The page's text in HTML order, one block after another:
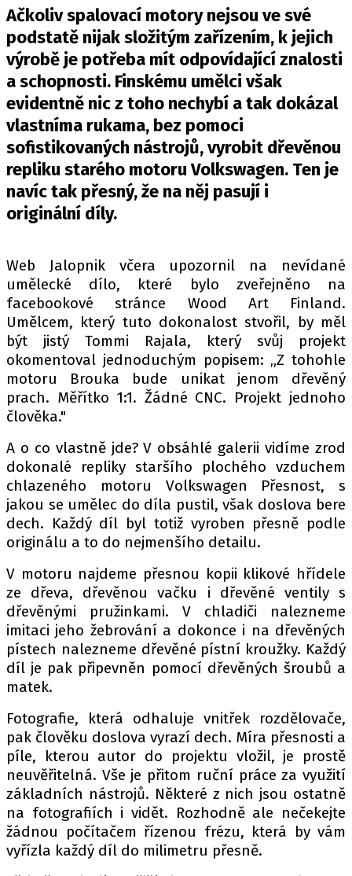
TISKOVKY
ROZHOVORY
DAKAR
Z DOMOVA
ZE SVĚTA
MOTORSPORT
PIT LANE
ČEŠI V AKCI
SLEDUJTE NÁS NA|
Máte příběh, fotku nebo video?
Pošlete e-mail na autoroad.cz
KONTAKT
VYDAVATEL
INZERCE
OSOBNÍ ÚDAJE / COOKIES
Provozovatelem serveru autoroad.cz je
INCORP MEDIA GROUP s.r.o., IČ: 118 23 054
Ačkoliv spalovací motory nejsou ve své
podstatě nijak složitým zařízením, k jejich
výrobě je potřeba mít odpovídající znalosti
a schopnosti. Finskému umělci však
evidentně nic z toho nechybí a tak dokázal
vlastníma rukama, bez pomoci
sofistikovaných nástrojů, vyrobit dřevěnou
repliku starého motoru Volkswagen. Ten je
navíc tak přesný, že na něj pasují i
originální díly.
Web Jalopnik včera upozornil na nevídané
umělecké dílo, které bylo zveřejněno na
facebookové stránce Wood Art Finland.
Umělcem, který tuto dokonalost stvořil, by měl
být jistý Tommi Rajala, který svůj projekt
okomentoval jednoduchým popisem: „Z tohohle
motoru Brouka bude unikat jenom dřevěný
prach. Měřítko 1:1. Žádné CNC. Projekt jednoho
člověka."
A o co vlastně jde? V obsáhlé galerii vidíme zrod
dokonalé repliky staršího plochého vzduchem
chlazeného motoru Volkswagen Přesnost, s
jakou se umělec do díla pustil, však doslova bere
dech. Každý díl byl totiž vyroben přesně podle
originálu a to do nejmenšího detailu.
V motoru najdeme přesnou kopii klikové hřídele
ze dřeva, dřevěnou vačku i dřevěné ventily s
dřevěnými pružinkami. V chladiči nalezneme
imitaci jeho žebrování a dokonce i na dřevěných
pístech nalezneme dřevěné pístní kroužky. Každý
díl je pak připevněn pomocí dřevěných šroubů a
matek.
Fotografie, která odhaluje vnitřek rozdělovače,
pak člověku doslova vyrazí dech. Míra přesnosti a
píle, kterou autor do projektu vložil, je prostě
neuvěřitelná. Vše je přitom ruční práce za využití
základních nástrojů. Některé z nich jsou ostatně
na fotografiích i vidět. Rozhodně ale nečekejte
žádnou počítačem řízenou frézu, která by vám
vyřízla každý díl do milimetru přesně.